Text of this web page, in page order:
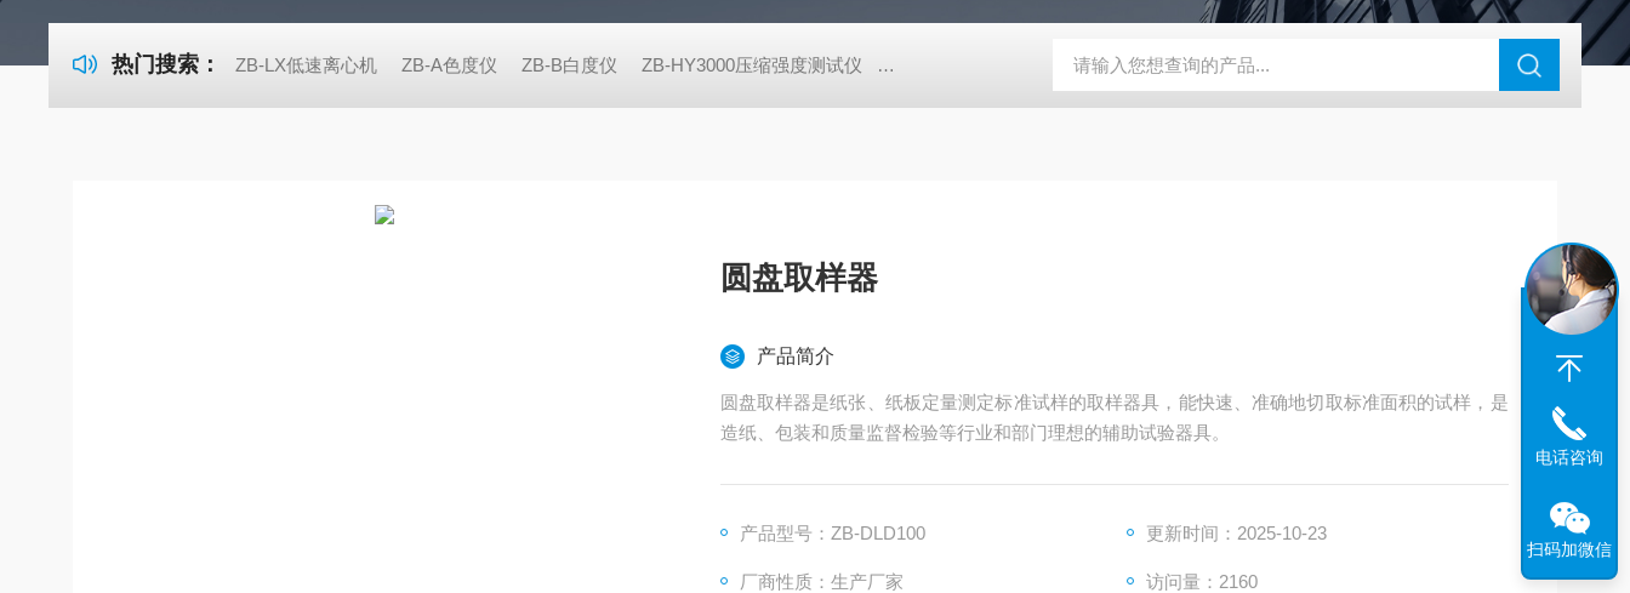
热门搜索： ZB-LX低速离心机 ZB-A色度仪 ZB-B白度仪 ZB-HY3000压缩强度测试仪 ZB-NPY1600/5600耐破度仪 ZB-BK10A全自动平滑度测定仪 ZB-YSJ5000瓦楞芯平压强
圆盘取样器
产品简介
圆盘取样器是纸张、纸板定量测定标准试样的取样器具，能快速、准确地切取标准面积的试样，是
造纸、包装和质量监督检验等行业和部门理想的辅助试验器具。
产品型号：ZB-DLD100 更新时间：2025-10-23
厂商性质：生产厂家 访问量：2160
电话咨询
扫码加微信